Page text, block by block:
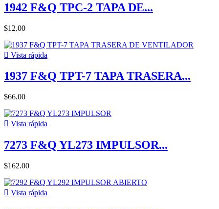
1942 F&Q TPC-2 TAPA DE...
$12.00
 Vista rápida
1937 F&Q TPT-7 TAPA TRASERA...
$66.00
 Vista rápida
7273 F&Q YL273 IMPULSOR...
$162.00
 Vista rápida